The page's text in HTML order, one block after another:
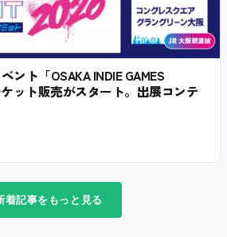
ント「OSAKA INDIE GAMES
ット販売がスタート。出展コンテ
着記事をもっと見る